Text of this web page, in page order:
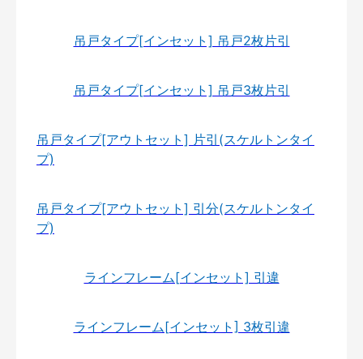
吊戸タイプ[インセット] 吊戸2枚片引
吊戸タイプ[インセット] 吊戸3枚片引
吊戸タイプ[アウトセット] 片引(スケルトンタイ
プ)
吊戸タイプ[アウトセット] 引分(スケルトンタイ
プ)
ラインフレーム[インセット] 引違
ラインフレーム[インセット] 3枚引違